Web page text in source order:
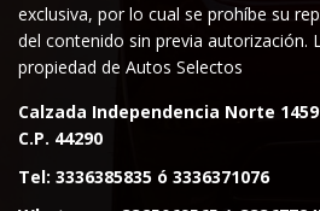
exclusiva, por lo cual se prohíbe su
del contenido sin previa autorización.
propiedad de Autos Selectos
Calzada Independencia Norte
C.P. 44290
Tel: 3336385835 ó 3336371076